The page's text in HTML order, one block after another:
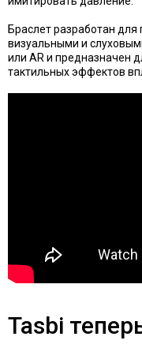
Браслет разработан для
визуальными и
или AR и предназначен
тактильных эффектов
Tasbi